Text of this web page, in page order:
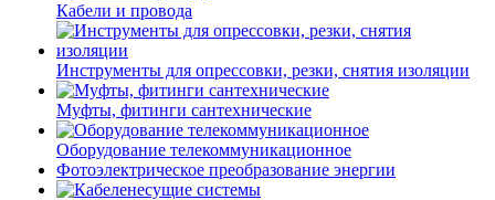
Кабели и провода
Инструменты для опрессовки, резки, снятия изоляции
Муфты, фитинги сантехнические
Оборудование телекоммуникационное
Фотоэлектрическое преобразование энергии